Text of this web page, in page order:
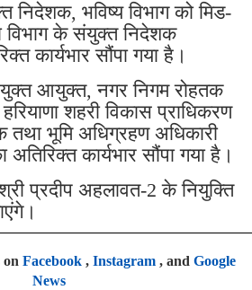
निदेशक, भविष्य विभाग को मिड-
विभाग के संयुक्त निदेशक
कार्यभार सौंपा गया है।
आयुक्त, नगर निगम रोहतक
शहरी विकास प्राधिकरण
तथा भूमि अधिग्रहण अधिकारी
कार्यभार सौंपा गया है।
प्रदीप अहलावत-2 के नियुक्ति
Facebook, Instagram, and Google
News